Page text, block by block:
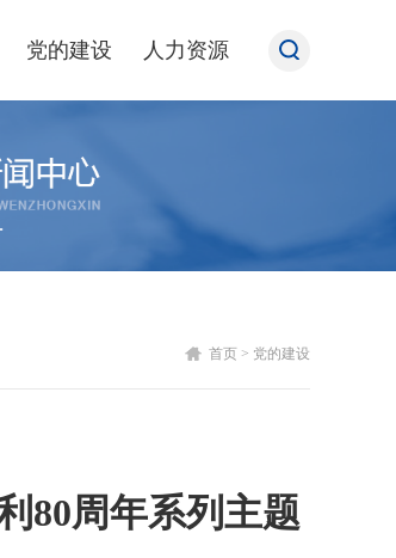
党的建设 人力资源
首页 > 党的建设
80周年系列主题